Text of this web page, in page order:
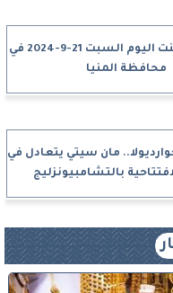
أسعار الأسمنت اليوم السبت 21-9-2024 في
محافظة المنيا
مان سيتي يتعادل في
بالتشامبيونزليج